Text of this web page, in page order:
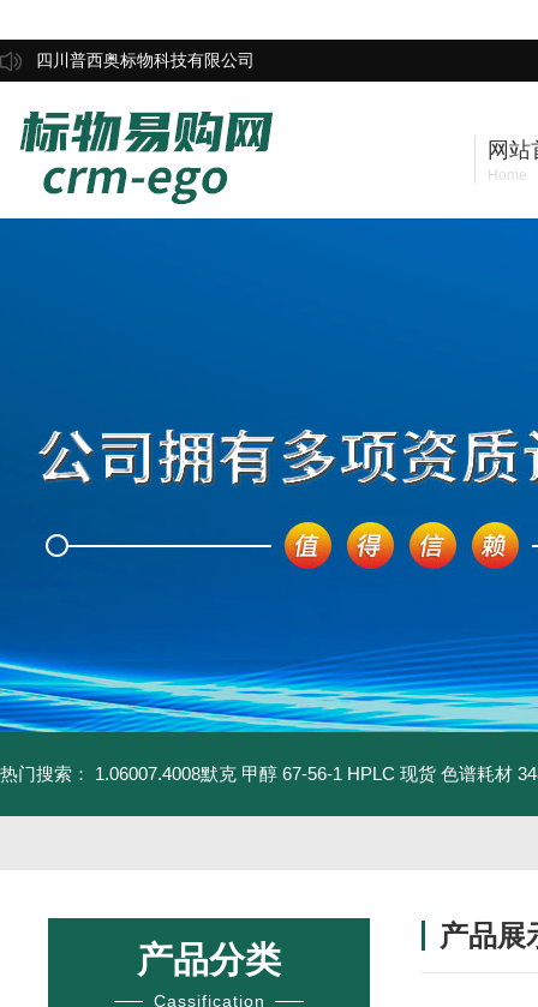
四川普西奥标物科技有限公司
网站
Home
热门搜索： 1.06007.4008默克 甲醇 67-56-1 HPLC 现货 色谱耗材
产品分类
Cassification
产品展